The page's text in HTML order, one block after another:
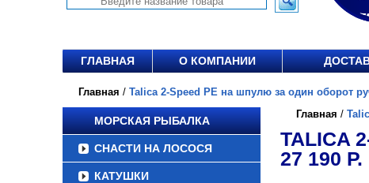
ГЛАВНАЯ О КОМПАНИИ
Главная / Talica 2-Speed PE на шпулю за один оборот
МОРСКАЯ РЫБАЛКА
СНАСТИ НА ЛОСОСЯ
КАТУШКИ
Главная /
TALICA
27 190 Р.